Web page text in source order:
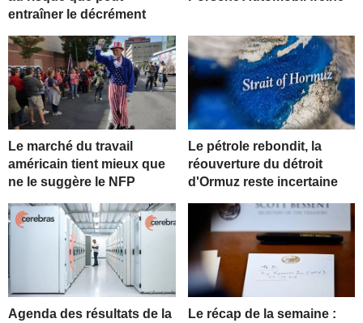
entraîner le décrément
Le marché du travail
américain tient mieux que
ne le suggère le NFP
Le pétrole rebondit, la
réouverture du détroit
d'Ormuz reste incertaine
Agenda des résultats de la
Le récap de la semaine :